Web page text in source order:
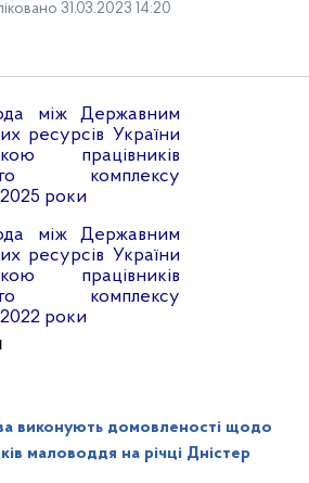
31.03.2023 14:20
між Державним
ресурсів України
працівників
комплексу
роки
між Державним
ресурсів України
працівників
комплексу
роки
виконують домовленості щодо
маловоддя на річці Дністер